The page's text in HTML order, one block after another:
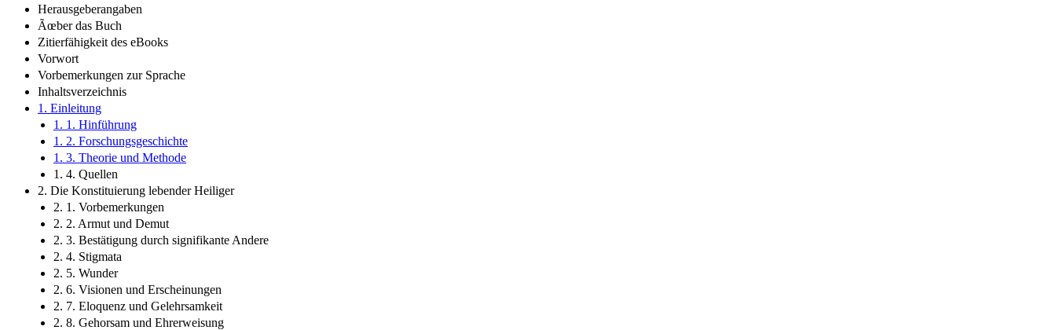
Herausgeberangaben
Ãœber das Buch
Zitierfähigkeit des eBooks
Vorwort
Vorbemerkungen zur Sprache
Inhaltsverzeichnis
1. Einleitung
1. 1. Hinführung
1. 2. Forschungsgeschichte
1. 3. Theorie und Methode
1. 4. Quellen
2. Die Konstituierung lebender Heiliger
2. 1. Vorbemerkungen
2. 2. Armut und Demut
2. 3. Bestätigung durch signifikante Andere
2. 4. Stigmata
2. 5. Wunder
2. 6. Visionen und Erscheinungen
2. 7. Eloquenz und Gelehrsamkeit
2. 8. Gehorsam und Ehrerweisung